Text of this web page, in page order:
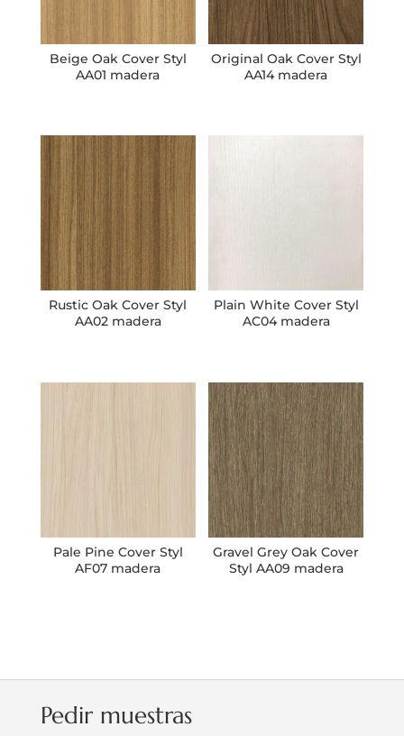
Beige Oak Cover Styl
AA01 madera
Original Oak Cover Styl
AA14 madera
Rustic Oak Cover Styl
AA02 madera
Plain White Cover Styl
AC04 madera
Pale Pine Cover Styl
AF07 madera
Gravel Grey Oak Cover
Styl AA09 madera
Pedir muestras